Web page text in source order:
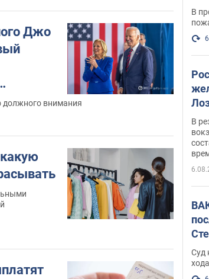
Джо
должного внимания
В
В
Суд